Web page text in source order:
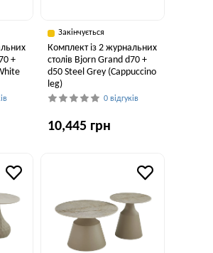
+
Закінчується
Комплект із 2 журнальних
столів Bjorn Grand d70 +
d50 Steel Grey (Cappuccino
leg)
0 відгуків
10,445 грн